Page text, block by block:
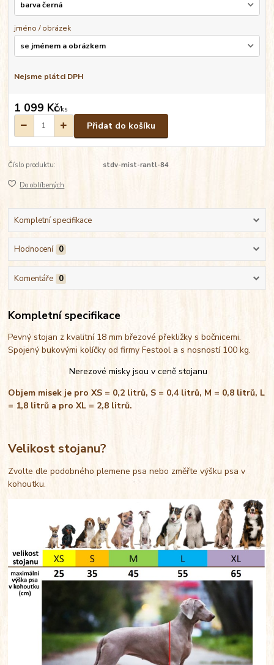
jméno / obrázek
Nejsme plátci DPH
1 099 Kč/ks
Přidat do košíku
Číslo produktu: stdv-mist-rantl-84
Do oblíbených
Kompletní specifikace
Hodnocení 0
Komentáře 0
Kompletní specifikace
Pevný stojan z kvalitní 18 mm březové překližky s bočnicemi.
Spojený bukovými kolíčky od firmy Festool a s nosností 100 kg.
Nerezové misky jsou v ceně stojanu
Objem misek je pro XS = 0,2 litrů, S = 0,4 litrů, M = 0,8 litrů, L
= 1,8 litrů a pro XL = 2,8 litrů.
Velikost stojanu?
Zvolte dle podobného plemene psa nebo změřte výšku psa v
kohoutku.